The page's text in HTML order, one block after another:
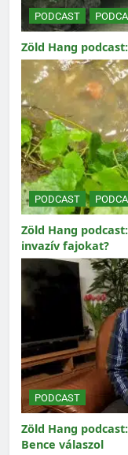
PODCAST
Zöld Hang
PODCAST
Zöld Hang
invazív fajokat?
PODCAST
Zöld Hang
Bence válaszol